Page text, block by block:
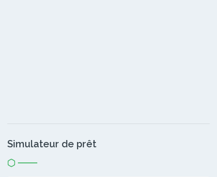
Simulateur de prêt